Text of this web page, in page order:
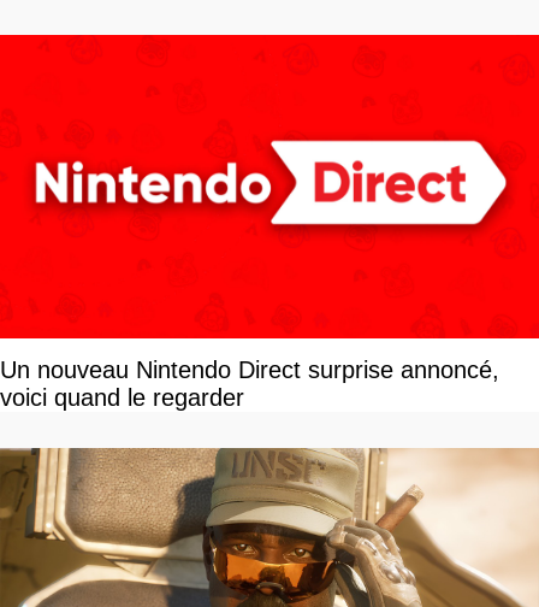
Un nouveau Nintendo Direct surprise annoncé,
voici quand le regarder